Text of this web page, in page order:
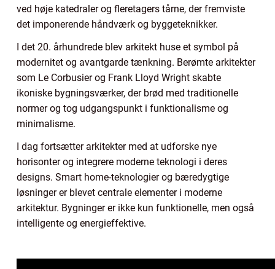
ved høje katedraler og fleretagers tårne, der fremviste
det imponerende håndværk og byggeteknikker.
I det 20. århundrede blev arkitekt huse et symbol på
modernitet og avantgarde tænkning. Berømte arkitekter
som Le Corbusier og Frank Lloyd Wright skabte
ikoniske bygningsværker, der brød med traditionelle
normer og tog udgangspunkt i funktionalisme og
minimalisme.
I dag fortsætter arkitekter med at udforske nye
horisonter og integrere moderne teknologi i deres
designs. Smart home-teknologier og bæredygtige
løsninger er blevet centrale elementer i moderne
arkitektur. Bygninger er ikke kun funktionelle, men også
intelligente og energieffektive.